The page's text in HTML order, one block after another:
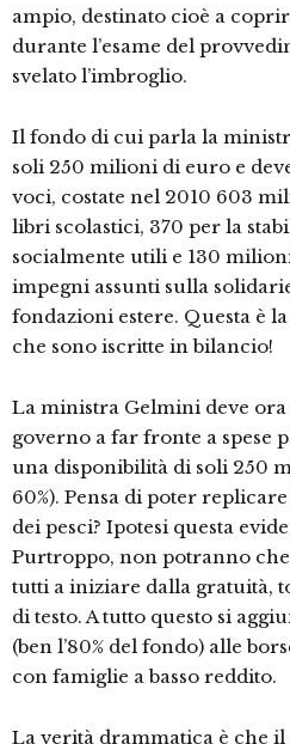
ampio, destinato cioè a
durante l’esame del
svelato l’imbroglio.
Il fondo di cui parla la
soli 250 milioni di euro e
voci, costate nel 2010 603
libri scolastici, 370 per la
socialmente utili e 130
impegni assunti sulla
fondazioni estere. Questa è
che sono iscritte in bilancio!
La ministra Gelmini deve
governo a far fronte a spese
una disponibilità di soli 250
60%). Pensa di poter
dei pesci? Ipotesi questa
Purtroppo, non potranno
tutti a iniziare dalla gratuità,
di testo. A tutto questo si
(ben l’80% del fondo) alle
con famiglie a basso reddito.
La verità drammatica è che